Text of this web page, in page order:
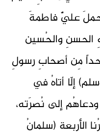
حملَ عليٌّ فاطمةَ
الحسنِ والحُسين
مِن أصحابِ رسولِ
إلّا أتاهُ في
إلى نُصرَته،
الأربعة (سلمانُ